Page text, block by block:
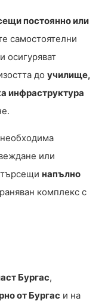
постоянно или
самостоятелни
осигуряват
до училище,
инфраструктура
или
напълно
комплекс с
Бургас,
от Бургас и на